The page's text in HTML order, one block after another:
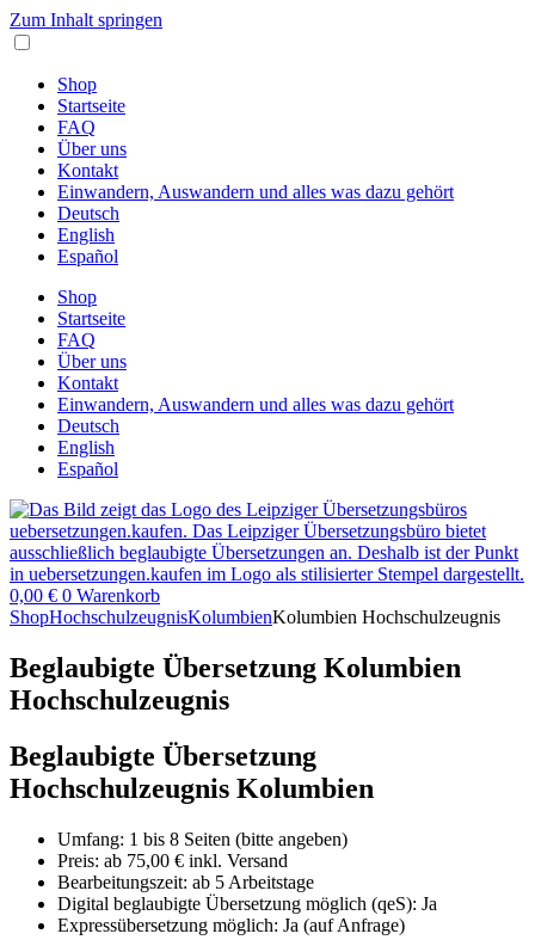
Zum Inhalt springen
Shop
Startseite
FAQ
Über uns
Kontakt
Einwandern, Auswandern und alles was dazu gehört
Deutsch
English
Español
Shop
Startseite
FAQ
Über uns
Kontakt
Einwandern, Auswandern und alles was dazu gehört
Deutsch
English
Español
0,00 € 0 Warenkorb
ShopHochschulzeugnisKolumbienKolumbien Hochschulzeugnis
Beglaubigte Übersetzung Kolumbien
Hochschulzeugnis
Beglaubigte Übersetzung
Hochschulzeugnis Kolumbien
Umfang: 1 bis 8 Seiten (bitte angeben)
Preis: ab 75,00 € inkl. Versand
Bearbeitungszeit: ab 5 Arbeitstage
Digital beglaubigte Übersetzung möglich (qeS): Ja
Expressübersetzung möglich: Ja (auf Anfrage)